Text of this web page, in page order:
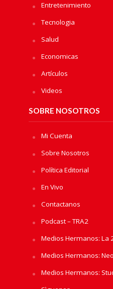
Entretenimiento
Tecnologia
Salud
Economicas
Artículos
Videos
SOBRE NOSOTROS
Mi Cuenta
Sobre Nosotros
Política Editorial
En Vivo
Contactanos
Podcast – TRA2
Medios Hermanos: La
Medios Hermanos:
Medios Hermanos: